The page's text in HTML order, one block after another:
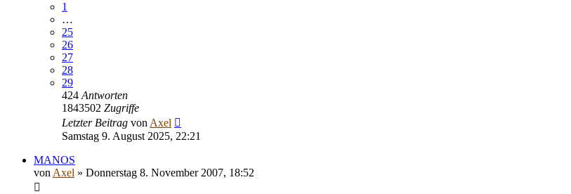
1
…
25
26
27
28
29
424 Antworten
1843502 Zugriffe
Letzter Beitrag von Axel
Samstag 9. August 2025, 22:21
MANOS
von Axel » Donnerstag 8. November 2007, 18:52